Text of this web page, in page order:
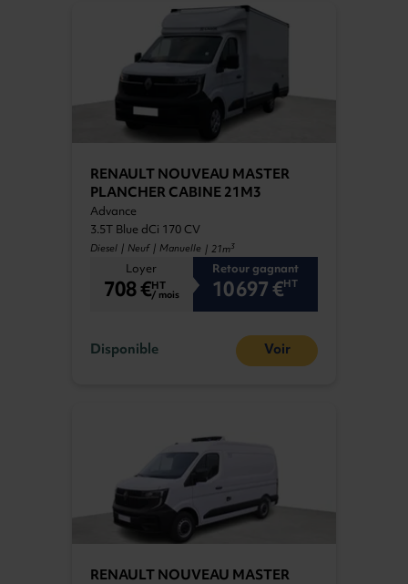
RENAULT NOUVEAU MASTER
PLANCHER CABINE 21M3
Advance
3.5T Blue dCi 170 CV
Diesel | Neuf | Manuelle | 21m3
Loyer
708 €HT
/ mois
Retour gagnant
10 697 €HT
Disponible Voir
RENAULT NOUVEAU MASTER